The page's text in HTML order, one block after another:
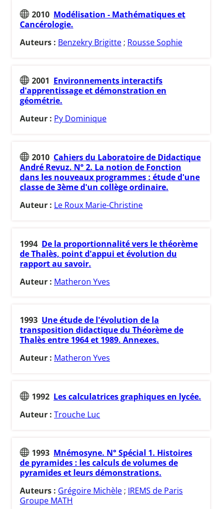
2010 Modélisation - Mathématiques et
Cancérologie.
Auteurs : Benzekry Brigitte ; Rousse Sophie
2001 Environnements interactifs
d'apprentissage et démonstration en
géométrie.
Auteur : Py Dominique
2010 Cahiers du Laboratoire de Didactique
André Revuz. N° 2. La notion de Fonction
dans les nouveaux programmes : étude d'une
classe de 3ème d'un collège ordinaire.
Auteur : Le Roux Marie-Christine
1994 De la proportionnalité vers le théorème
de Thalès, point d'appui et évolution du
rapport au savoir.
Auteur : Matheron Yves
1993 Une étude de l'évolution de la
transposition didactique du Théorème de
Thalès entre 1964 et 1989. Annexes.
Auteur : Matheron Yves
1992 Les calculatrices graphiques en lycée.
Auteur : Trouche Luc
1993 Mnémosyne. N° Spécial 1. Histoires
de pyramides : les calculs de volumes de
pyramides et leurs démonstrations.
Auteurs : Grégoire Michèle ; IREMS de Paris
Groupe MATH